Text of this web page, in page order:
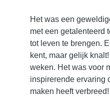
Het was een
met een getalenteerd
tot leven te brengen.
kent, maar gelijk
weken. Het was voor
inspirerende ervaring
maken heeft verbreed!